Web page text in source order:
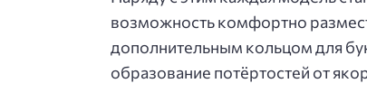
возможность комфортно
дополнительным кольцом для
образование потёртостей от